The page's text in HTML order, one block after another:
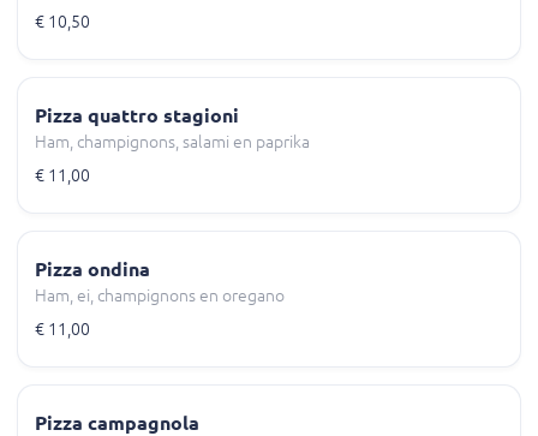
€ 10,50
Pizza quattro stagioni
Ham, champignons, salami en paprika
€ 11,00
Pizza ondina
Ham, ei, champignons en oregano
€ 11,00
Pizza campagnola